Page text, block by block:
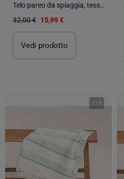
Telo pareo da spiaggia, tessuto in rilievo, fouta - Gamusi.
32,00 € 15,99 €
Vedi prodotto
1 / 5